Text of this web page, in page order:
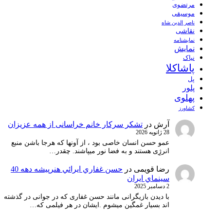
مرتضوی
موسیقی
ناصر الدین شاه
نقاشی
نمايشنامه
نمایش
نیاک
پاشاکلا
پل
پلور
پهلوی
کشاورز
آرش در تشکر سرکار خانم خراسانی از همه عزیزان
28 ژانویه 2026
عمو حسن انسان خاصی بود ، از آونها که هرجا باشن منبع
انرژِی هستند و به فضا نور میپاشند. چقدر…
رضا قویمی در
حسن غفاري ايرائي هنرپيشه دهه 40
سينماي ايران
2 دسامبر 2025
با دیدن بازیگرانی مانند حسن غفاری که در جوانی در گذشته
اند بسیار غمگین میشوم .ایشان در هر فیلمی که…